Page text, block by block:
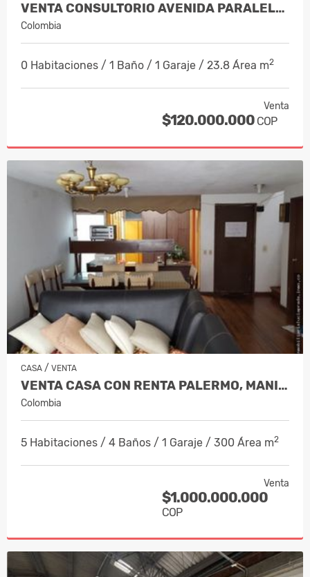
VENTA CONSULTORIO AVENIDA PARALELA MA…
Colombia
0 Habitaciones / 1 Baño / 1 Garaje / 23.8 Área m2
Venta
$120.000.000 COP
CASA / VENTA
VENTA CASA CON RENTA PALERMO, MANIZA…
Colombia
5 Habitaciones / 4 Baños / 1 Garaje / 300 Área m2
Venta
$1.000.000.000
COP